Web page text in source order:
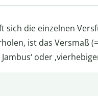
sich die einzelnen
ist das Versmaß (=
oder